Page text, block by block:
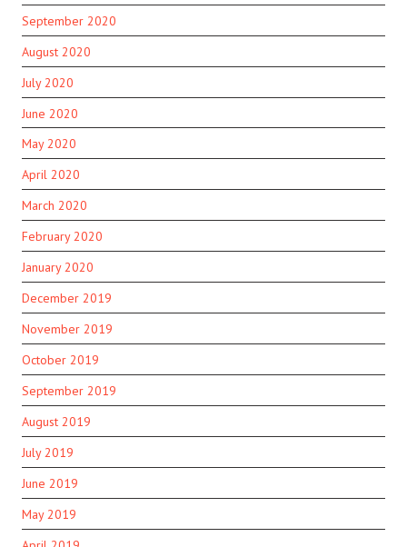
September 2020
August 2020
July 2020
June 2020
May 2020
April 2020
March 2020
February 2020
January 2020
December 2019
November 2019
October 2019
September 2019
August 2019
July 2019
June 2019
May 2019